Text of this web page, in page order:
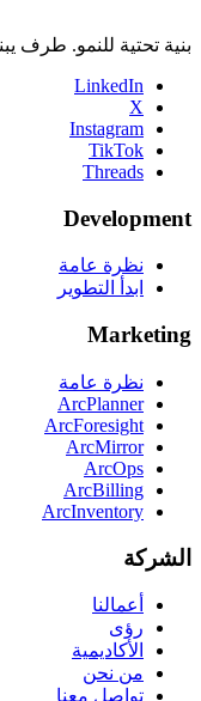
بنية تحتية للنمو. طرف
LinkedIn
X
Instagram
TikTok
Threads
Development
نظرة عامة
ابدأ التطوير
Marketing
نظرة عامة
ArcPlanner
ArcForesight
ArcMirror
ArcOps
ArcBilling
ArcInventory
الشركة
أعمالنا
رؤى
الأكاديمية
من نحن
تواصل معنا